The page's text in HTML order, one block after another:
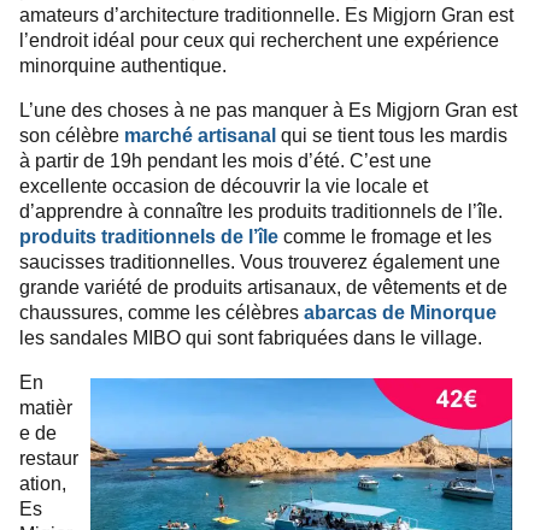
amateurs d’architecture traditionnelle. Es Migjorn Gran est
l’endroit idéal pour ceux qui recherchent une expérience
minorquine authentique.
L’une des choses à ne pas manquer à Es Migjorn Gran est
son célèbre marché artisanal qui se tient tous les mardis
à partir de 19h pendant les mois d’été. C’est une
excellente occasion de découvrir la vie locale et
d’apprendre à connaître les produits traditionnels de l’île.
produits traditionnels de l’île comme le fromage et les
saucisses traditionnelles. Vous trouverez également une
grande variété de produits artisanaux, de vêtements et de
chaussures, comme les célèbres abarcas de Minorque
les sandales MIBO qui sont fabriquées dans le village.
En
matièr
e de
restaur
ation,
Es